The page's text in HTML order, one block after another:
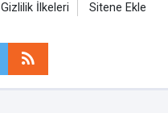
Gizlilik İlkeleri Sitene Ekle